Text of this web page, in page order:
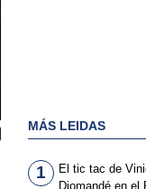
MÁS LEIDAS
1
El tic tac de
Diomandé en el